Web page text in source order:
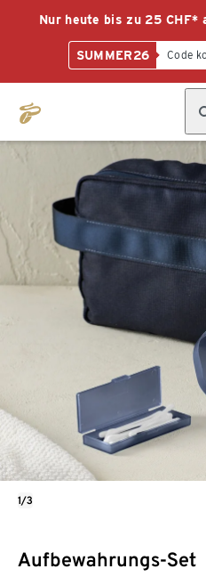
Nur heute bis zu 25 CHF*
SUMMER26 Code
Aufbewahrungs-Set
1/3